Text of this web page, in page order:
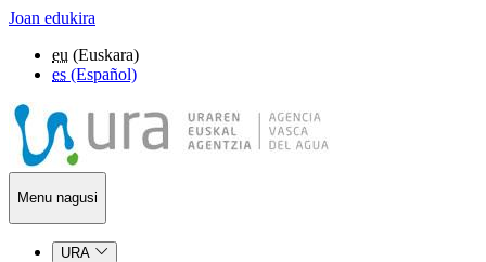
Joan edukira
eu (Euskara)
es (Español)
Menu nagusi
URA